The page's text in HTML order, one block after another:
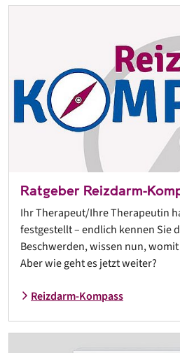
Ratgeber Reizdarm-
Ihr Therapeut/Ihre Therapeutin
festgestellt – endlich kennen Sie
Beschwerden, wissen nun,
Aber wie geht es jetzt weiter?
Reizdarm-Kompass